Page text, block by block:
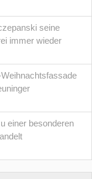
seine
immer wieder
einer besonderen